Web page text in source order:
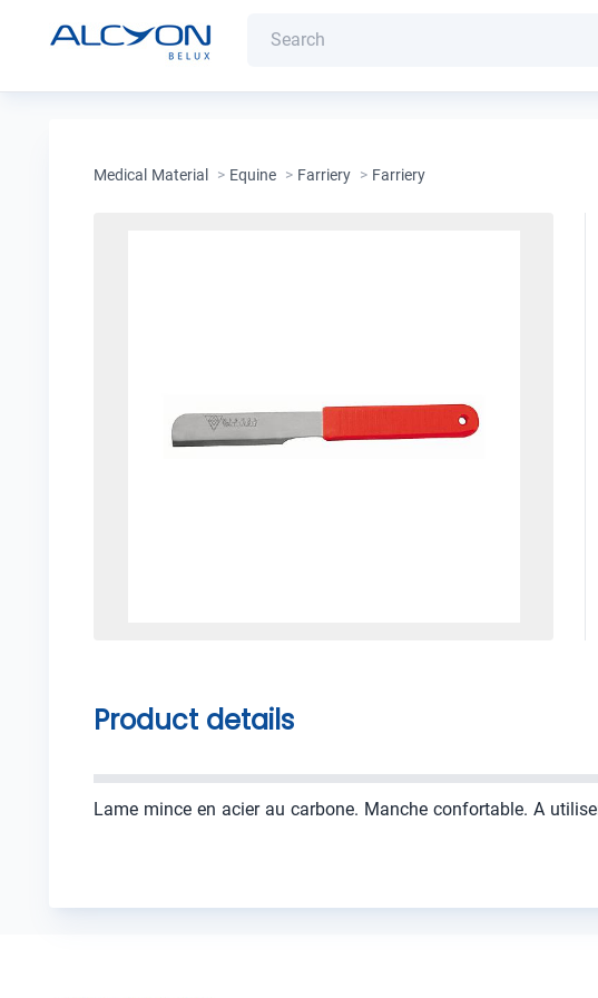
Medical Material > Equine > Farriery > Farriery
Product details
Lame mince en acier au carbone. Manche confortable. A